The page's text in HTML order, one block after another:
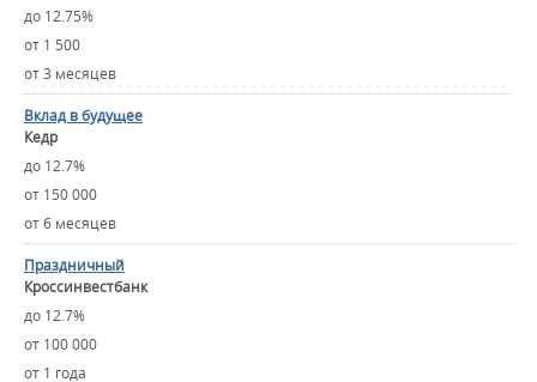
до 12.75%
от 1 500
от 3 месяцев
Вклад в будущее
Кедр
до 12.7%
от 150 000
от 6 месяцев
Праздничный
Кроссинвестбанк
до 12.7%
от 100 000
от 1 года